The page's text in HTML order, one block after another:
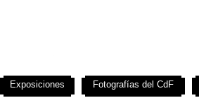
Exposiciones Fotografías del CdF